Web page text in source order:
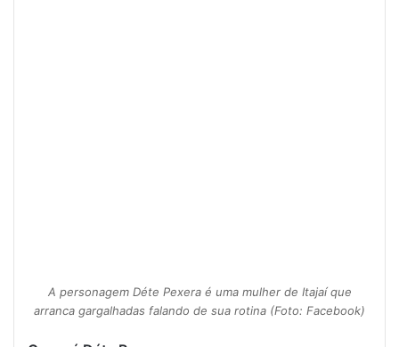
A personagem Déte Pexera é uma mulher de Itajaí que
arranca gargalhadas falando de sua rotina (Foto: Facebook)